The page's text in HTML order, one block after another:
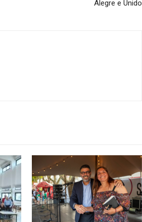
Alegre e Unido